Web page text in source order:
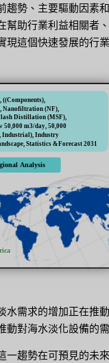
趨勢、主要驅動因素
幫助行業利益相關者
現這個快速發展的行
水需求的增加正在推
動對海水淡化設備的
一趨勢在可預見的未